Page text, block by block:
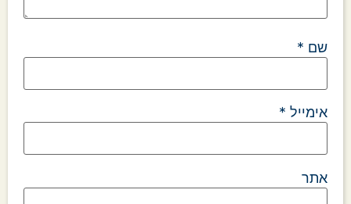
שם *
אימייל *
אתר